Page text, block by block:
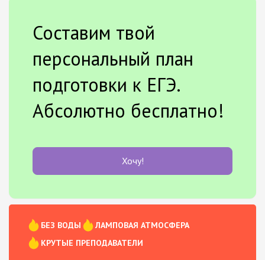
Составим твой
персональный план
подготовки к ЕГЭ.
Абсолютно бесплатно!
Хочу!
БЕЗ ВОДЫ
ЛАМПОВАЯ АТМОСФЕРА
КРУТЫЕ ПРЕПОДАВАТЕЛИ